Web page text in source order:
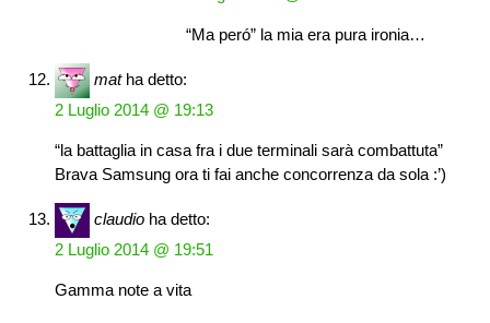
“Ma peró” la mia era pura ironia…
mat ha detto:
2 Luglio 2014 @ 19:13
“la battaglia in casa fra i due terminali sarà combattuta”
Brava Samsung ora ti fai anche concorrenza da sola :’)
claudio ha detto:
2 Luglio 2014 @ 19:51
Gamma note a vita